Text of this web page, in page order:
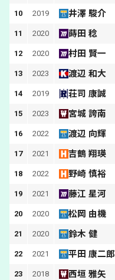
10 2019 井澤 駿介
11 2020 蒔田 稔
12 2020 村田 賢一
13 2023 渡辺 和大
14 2019 荘司 康誠
15 2023 宮城 誇南
16 2022 渡辺 向輝
17 2021 吉鶴 翔瑛
18 2022 野崎 慎裕
19 2021 藤江 星河
20 2020 松岡 由機
21 2020 鈴木 健
22 2021 平田 康二郎
23 2018 西垣 雅矢